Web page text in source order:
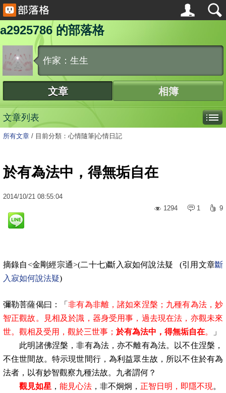
a2925786 的部落格
作家：生生
文章 相簿
文章列表
所有文章 / 目前分類：心情隨筆|心情日記
於有為法中，得無垢自在
2014/10/21 08:55:04
1294
1 9
摘錄自<金剛經宗通>(二十七)斷入寂如何說法疑 (引用文章斷
入寂如何說法疑)
彌勒菩薩偈曰：「非有為非離，諸如來涅槃；九種有為法，妙
智正觀故。見相及於識，器身受用事，過去現在法，亦觀未來
世。觀相及受用，觀於三世事； 於有為法中，得無垢自在。
」
此明諸佛涅槃，非有為法，亦不離有為法。以不住涅槃，
不住世間故。特示現世間行，為利益眾生故，所以不住於有為
法者，以有妙智觀察九種法故。九者謂何？
觀見如星 ， 能見心法 ，非不炯炯， 正智日明，即隱不現 。